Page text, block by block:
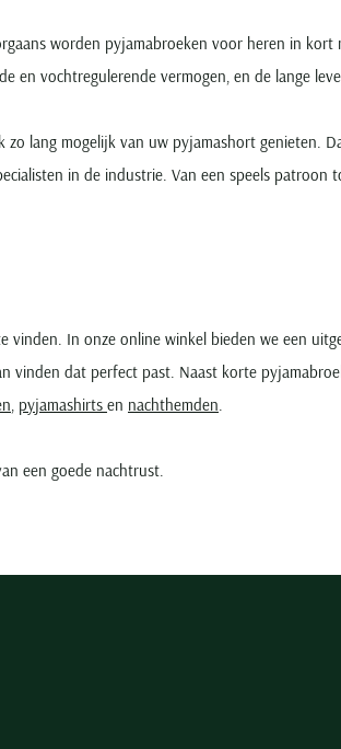
worden pyjamabroeken voor heren in kort
en vochtregulerende vermogen, en de lange
lang mogelijk van uw pyjamashort genieten.
in de industrie. Van een speels patroon
In onze online winkel bieden we een
vinden dat perfect past. Naast korte
, pyjamashirts en nachthemden.
een goede nachtrust.